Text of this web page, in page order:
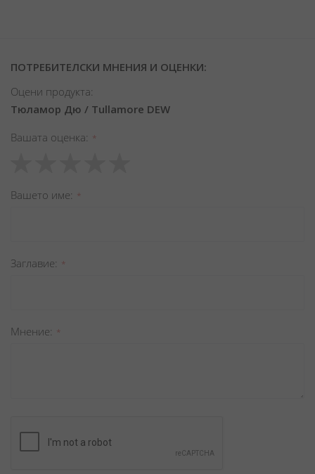
ПОТРЕБИТЕЛСКИ МНЕНИЯ И ОЦЕНКИ:
Оцени продукта:
Тюламор Дю / Tullamore DEW
Вашата оценка
star
stars
stars
stars
stars
Вашето име
Заглавиe
Мнение